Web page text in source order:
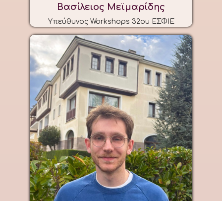
Βασίλειος Μεϊμαρίδης
Υπεύθυνος Workshops 32ου ΕΣΦΙΕ